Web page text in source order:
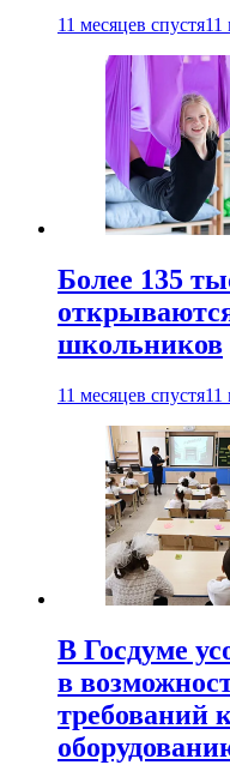
11 месяцев спустя11
Более 135
школьников
11 месяцев спустя11
В Госдуме
в
требований